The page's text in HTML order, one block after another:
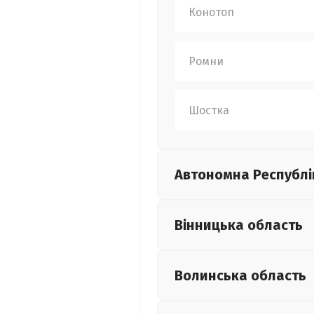
Конотоп
Ромни
Шостка
Автономна
Вінницька область
Волинська область